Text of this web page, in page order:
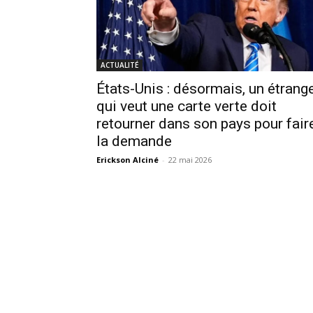
ACTUALITÉ
États-Unis : désormais, un
qui veut une carte verte doit
retourner dans son pays pour
la demande
Erickson Alciné - 22 mai 2026